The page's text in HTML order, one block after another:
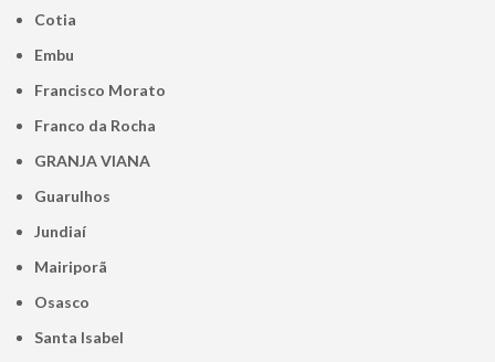
Cotia
Embu
Francisco Morato
Franco da Rocha
GRANJA VIANA
Guarulhos
Jundiaí
Mairiporã
Osasco
Santa Isabel